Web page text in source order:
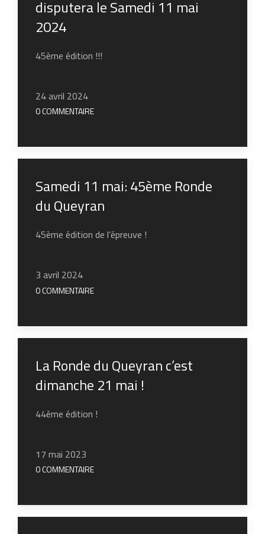
disputera le Samedi 11 mai
2024
45ème édition !!!
24 avril 2024
0 COMMENTAIRE
Samedi 11 mai: 45ème Ronde
du Queyran
45ème édition de l’épreuve !
3 avril 2024
0 COMMENTAIRE
La Ronde du Queyran c’est
dimanche 21 mai !
44ème édition !
17 mai 2023
0 COMMENTAIRE